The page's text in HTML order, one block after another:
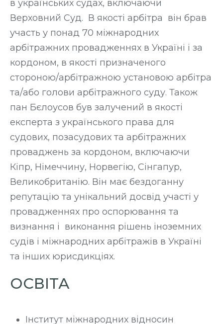
в українських судах, включаючи
Верховний Суд. В якості арбітра він брав
участь у понад 70 міжнародних
арбітражних провадженнях в Україні і за
кордоном, в якості призначеного
стороною/арбітражною установою арбітра
та/або голови арбітражного суду. Також
пан Бєлоусов був залучений в якості
експерта з українського права для
судових, позасудових та арбітражних
проваджень за кордоном, включаючи
Кіпр, Німеччину, Норвегію, Сінгапур,
Великобританію. Він має бездоганну
репутацію та унікальний досвід участі у
провадженнях про оспорювання та
визнання і виконання рішень іноземних
судів і міжнародних арбітражів в Україні
та інших юрисдикціях.
ОСВІТА
Інститут міжнародних відносин